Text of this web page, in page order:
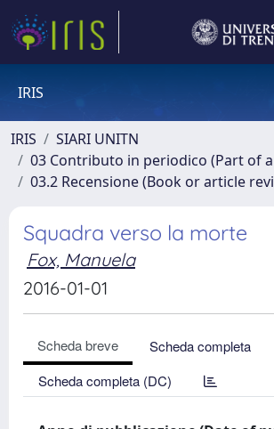
IRIS
IRIS
SIARI UNITN
03 Contributo in periodico (Part of
03.2 Recensione (Book or article
Squadra verso la morte
Fox, Manuela
2016-01-01
Scheda breve
Scheda completa
Scheda completa (DC)